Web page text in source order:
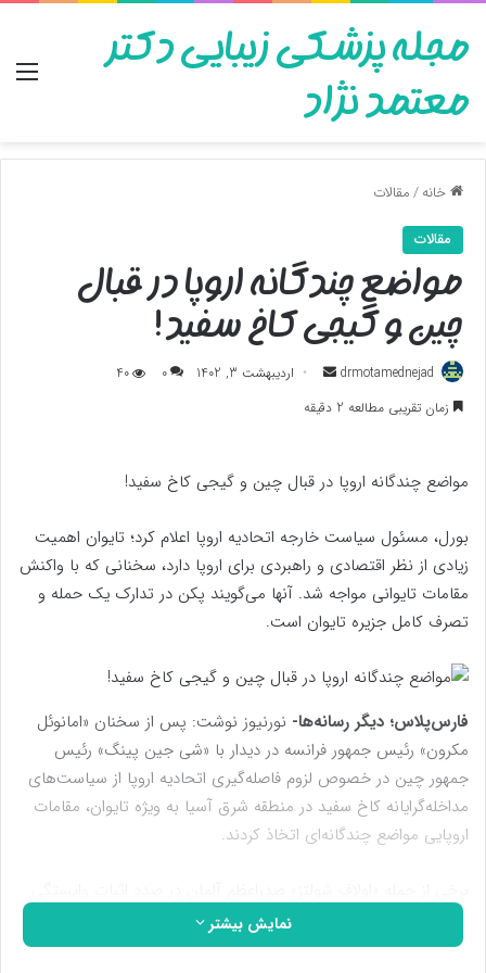
مجله پزشکی زیبایی دکتر
معتمد نژاد
خانه/مقالات
مقالات
مواضع چندگانه اروپا در قبال
چین و گیجی کاخ سفید!
drmotamednejad
ارسال
به
اردیبهشت 3, 1402 0
40
زمان تقریبی مطالعه 2 دقیقه
مواضع چندگانه اروپا در قبال چین و گیجی کاخ سفید!
بورل، مسئول سیاست خارجه اتحادیه اروپا اعلام کرد؛ تایوان اهمیت
زیادی از نظر اقتصادی و راهبردی برای اروپا دارد، سخنانی که با واکنش
مقامات تایوانی مواجه شد. آنها می‌گویند پکن در تدارک یک حمله و
تصرف کامل جزیره تایوان است.
فارس‌پلاس؛ دیگر رسانه‌ها- نورنیوز نوشت: پس از سخنان «امانوئل
مکرون» رئیس جمهور فرانسه در دیدار با «شی جین پینگ» رئیس
جمهور چین در خصوص لزوم فاصله‌گیری اتحادیه اروپا از سیاست‌های
مداخله‌گرایانه کاخ سفید در منطقه شرق آسیا به ویژه تایوان، مقامات
اروپایی مواضع چندگانه‌ای اتخاذ کردند.
امنیتی آمریکا و اروپا به یکدیگر بر آمده و برخی دیگر مانند «جوزف
بورل» مسئول سیاست خارجی اتحادیه اروپا، با اتخاذ مواضعی دوگانه
نمایش بیشتر